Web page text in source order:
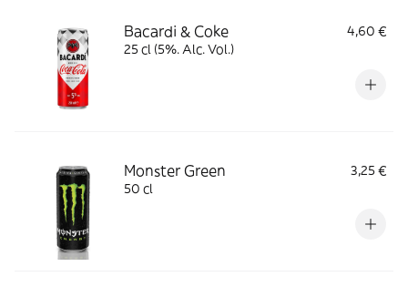
Bacardi & Coke
4,60 €
25 cl (5%. Alc. Vol.)
Monster Green
3,25 €
50 cl